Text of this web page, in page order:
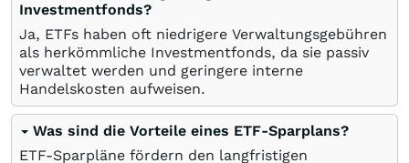
Investmentfonds?
Ja, ETFs haben oft niedrigere Verwaltungsgebühren
als herkömmliche Investmentfonds, da sie passiv
verwaltet werden und geringere interne
Handelskosten aufweisen.
Was sind die Vorteile eines ETF-Sparplans?
ETF-Sparpläne fördern den langfristigen